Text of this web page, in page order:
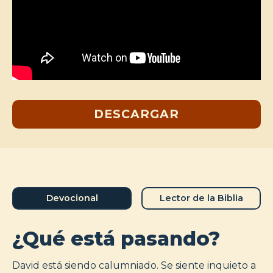
DESCARGAR
Devocional Lector de la Biblia
¿Qué está pasando?
David está siendo calumniado. Se siente inquieto a